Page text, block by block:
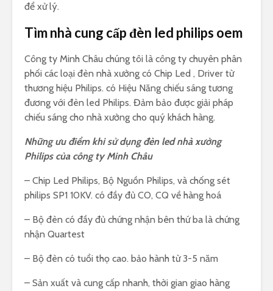
để xử lý.
Tìm nhà cung cấp đèn led philips oem
Công ty Minh Châu chúng tôi là công ty chuyên phân
phối các loại đèn nhà xưởng có Chip Led , Driver từ
thương hiệu Philips. có Hiệu Năng chiếu sáng tương
đương với đèn led Philips. Đảm bảo được giải pháp
chiếu sáng cho nhà xưởng cho quý khách hàng.
Những ưu điểm khi sử dụng đèn led nhà xưởng
Philips của công ty Minh Châu
– Chip Led Philips, Bộ Nguồn Philips, và chống sét
philips SP1 10KV. có đầy đủ CO, CQ về hàng hoá
– Bộ đèn có đầy đủ chứng nhận bên thứ ba là chứng
nhận Quartest
– Bộ đèn có tuổi thọ cao. bảo hành từ 3-5 năm
– Sản xuất và cung cấp nhanh, thời gian giao hàng